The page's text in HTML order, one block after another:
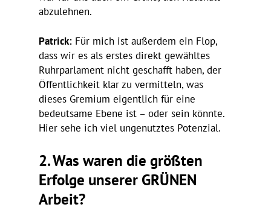
abzulehnen.
Patrick: Für mich ist außerdem ein Flop,
dass wir es als erstes direkt gewähltes
Ruhr­par­la­ment nicht geschafft haben, der
Öffent­lich­keit klar zu vermit­teln, was
dieses Gremium eigent­lich für eine
bedeut­same Ebene ist – oder sein könnte.
Hier sehe ich viel unge­nutztes Potenzial.
2.Was waren die größten
Erfolge unserer GRÜNEN
Arbeit?